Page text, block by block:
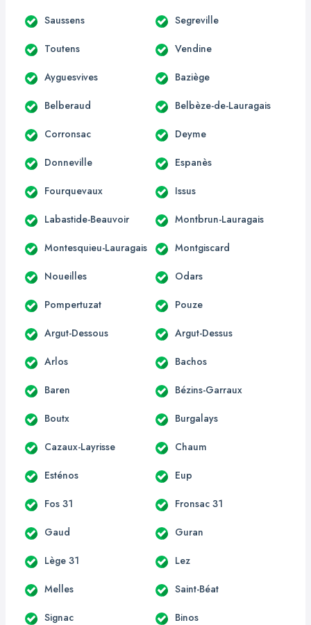
Saussens Segreville
Toutens Vendine
Ayguesvives Baziège
Belberaud Belbèze-de-Lauragais
Corronsac Deyme
Donneville Espanès
Fourquevaux Issus
Labastide-Beauvoir Montbrun-Lauragais
Montesquieu-Lauragais Montgiscard
Noueilles Odars
Pompertuzat Pouze
Argut-Dessous Argut-Dessus
Arlos Bachos
Baren Bézins-Garraux
Boutx Burgalays
Cazaux-Layrisse Chaum
Esténos Eup
Fos 31 Fronsac 31
Gaud Guran
Lège 31 Lez
Melles Saint-Béat
Signac Binos